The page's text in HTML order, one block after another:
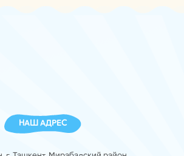
НАШ АДРЕС